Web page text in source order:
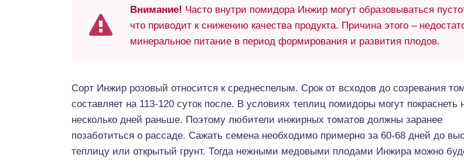
Внимание! Часто внутри помидора Инжир могут образовываться
что приводит к снижению качества продукта. Причина этого –
минеральное питание в период формирования и развития плодов.
Сорт Инжир розовый относится к среднеспелым. Срок от всходов до созревания
составляет на 113-120 суток после. В условиях теплиц помидоры могут покраснеть
несколько дней раньше. Поэтому любители инжирных томатов должны заранее
позаботиться о рассаде. Сажать семена необходимо примерно за 60-68 дней до
теплицу или открытый грунт. Тогда нежными медовыми плодами Инжира можно